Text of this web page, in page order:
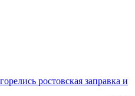
ростовская заправка и